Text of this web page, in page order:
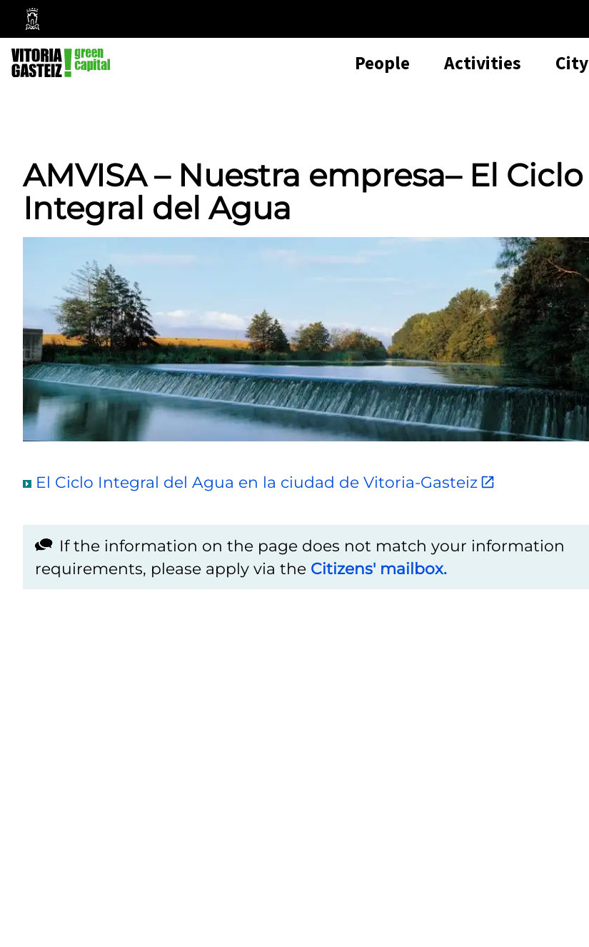
Vitoria-
Gasteiz
City
Council
People Activities City
AMVISA – Nuestra empresa– El Ciclo
Integral del Agua
El Ciclo Integral del Agua en la ciudad de Vitoria-Gasteiz
If the information on the page does not match your information
requirements, please apply via the Citizens' mailbox.